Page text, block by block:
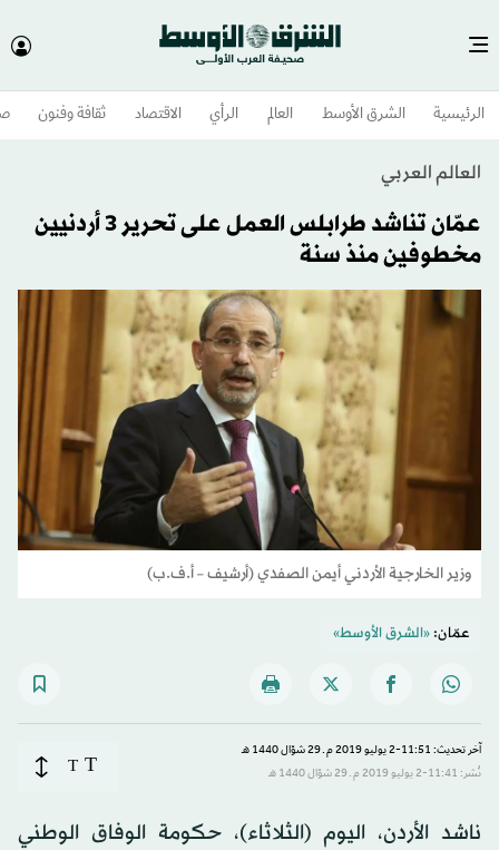
الرئيسية الشرق الأوسط​ العالم الرأي الاقتصاد ثقافة وفنون
العالم العربي
عمّان تناشد طرابلس العمل على تحرير 3 أردنيين
مخطوفين منذ سنة
وزير الخارجية الأردني أيمن الصفدي (أرشيف – أ.ف.ب)
عمّان:«الشرق الأوسط»
آخر تحديث: 11:51-2 يوليو 2019 م ـ 29 شوّال 1440 هـ
نُشر: 11:41-2 يوليو 2019 م ـ 29 شوّال 1440 هـ
T
T
ناشد الأردن، اليوم (الثلاثاء)، حكومة الوفاق الوطني